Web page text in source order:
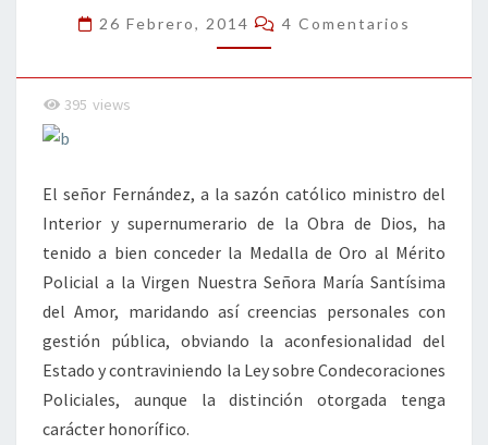
26 Febrero, 2014 Comentarios
4 Comentarios
395 views
El señor Fernández, a la sazón católico ministro del
Interior y supernumerario de la Obra de Dios, ha
tenido a bien conceder la Medalla de Oro al Mérito
Policial a la Virgen Nuestra Señora María Santísima
del Amor, maridando así creencias personales con
gestión pública, obviando la aconfesionalidad del
Estado y contraviniendo la Ley sobre Condecoraciones
Policiales, aunque la distinción otorgada tenga
carácter honorífico.